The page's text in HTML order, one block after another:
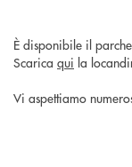
È disponibile il
Scarica qui la
Vi aspettiamo